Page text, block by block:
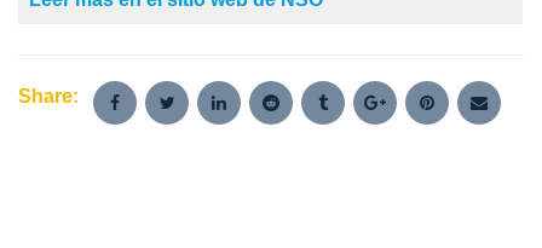
Share: